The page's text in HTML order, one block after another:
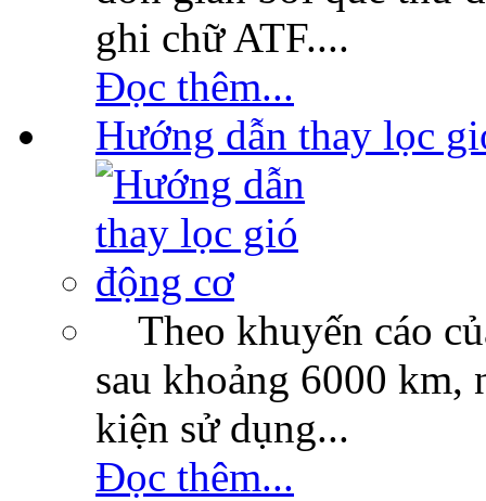
ghi chữ ATF....
Đọc thêm...
Hướng dẫn thay lọc
Theo khuyến cáo
sau khoảng 6000 km,
kiện sử dụng...
Đọc thêm...